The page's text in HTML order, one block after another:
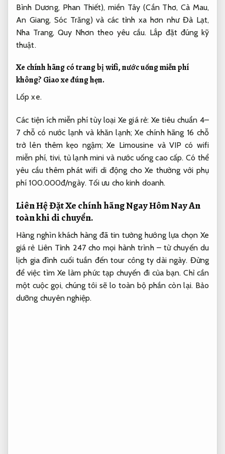
Bình Dương, Phan Thiết), miền Tây (Cần Thơ, Cà Mau,
An Giang, Sóc Trăng) và các tỉnh xa hơn như Đà Lạt,
Nha Trang, Quy Nhơn theo yêu cầu. Lắp đặt đúng kỹ
thuật.
Xe chính hãng có trang bị wifi, nước uống miễn phí
không? Giao xe đúng hẹn.
Lốp xe.
Các tiện ích miễn phí tùy loại Xe giá rẻ: Xe tiêu chuẩn 4–
7 chỗ có nước lạnh và khăn lạnh; Xe chính hãng 16 chỗ
trở lên thêm kẹo ngậm; Xe Limousine và VIP có wifi
miễn phí, tivi, tủ lạnh mini và nước uống cao cấp. Có thể
yêu cầu thêm phát wifi di động cho Xe thường với phụ
phí 100.000đ/ngày. Tối ưu cho kinh doanh.
Liên Hệ Đặt Xe chính hãng Ngay Hôm NayAn
toàn khi di chuyển.
Hàng nghìn khách hàng đã tin tưởng hướng lựa chọn Xe
giá rẻ Liên Tỉnh 247 cho mọi hành trình – từ chuyến du
lịch gia đình cuối tuần đến tour công ty dài ngày. Đừng
để việc tìm Xe làm phức tạp chuyến đi của bạn. Chỉ cần
một cuộc gọi, chúng tôi sẽ lo toàn bộ phần còn lại. Bảo
dưỡng chuyên nghiệp.